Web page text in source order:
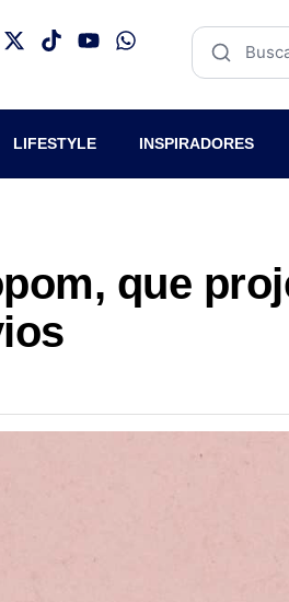
LIFESTYLE INSPIRADORES
que